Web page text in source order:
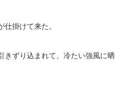
仕掛けて来た。
きずり込まれて、冷たい強風に晒